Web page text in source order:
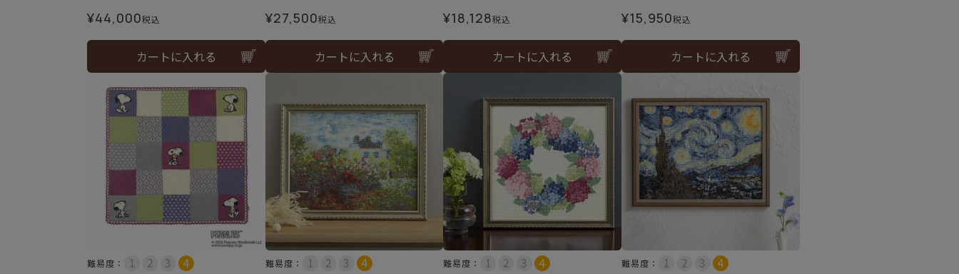
¥44,000税込
カートに入れる
¥27,500税込
カートに入れる
¥18,128税込
カートに入れる
¥15,950税込
カートに入れる
難易度： 難易度： 難易度： 難易度：